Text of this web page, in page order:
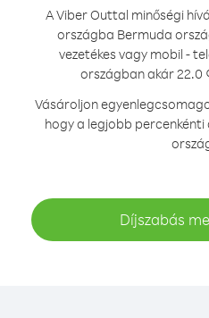
A Viber Outtal minőségi
országba Bermuda
vezetékes vagy mobil -
országban akár 22.0
Vásároljon
hogy a legjobb
Díjszabás